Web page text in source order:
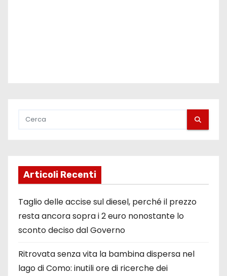
Articoli Recenti
Taglio delle accise sul diesel, perché il prezzo
resta ancora sopra i 2 euro nonostante lo
sconto deciso dal Governo
Ritrovata senza vita la bambina dispersa nel
lago di Como: inutili ore di ricerche dei